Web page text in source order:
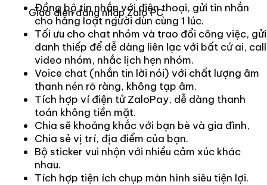
Giao diện đăng nhập Zalo PC
Đồng bộ tin nhắn với điện thoại, gửi tin nhắn
cho hàng loạt người dùn cùng 1 lúc.
Tối ưu cho chat nhóm và trao đổi công việc, gửi
danh thiếp để dễ dàng liên lạc với bất cứ ai, call
video nhóm, nhắc lịch hẹn nhóm.
Voice chat (nhắn tin lời nói) với chất lượng âm
thanh nén rõ ràng, không tạp âm.
Tích hợp ví điện tử ZaloPay, dễ dàng thanh
toán không tiền mặt.
Chia sẽ khoảng khắc với bạn bè và gia đình,
Chia sẻ vị trí, địa điểm của bạn.
Bộ sticker vui nhộn với nhiều cảm xúc khác
nhau.
Tích hợp tiện ích chụp màn hình siêu tiện lợi.